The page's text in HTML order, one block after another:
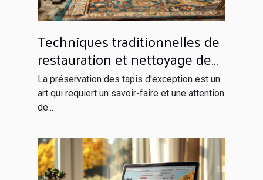
Techniques traditionnelles de
restauration et nettoyage de
tapis d'exception
La préservation des tapis d'exception est un
art qui requiert un savoir-faire et une attention
de...